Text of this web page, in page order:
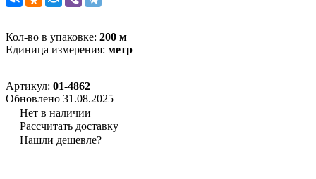
Кол-во в упаковке: 200 м
Единица измерения: метр
Артикул: 01-4862
Обновлено 31.08.2025
Нет в наличии
Рассчитать доставку
Нашли дешевле?